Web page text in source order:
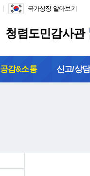
청렴도민감사관
국가상징 알아보기
공감&소통 신고/상